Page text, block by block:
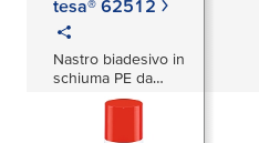
tesa® 62512
Nastro biadesivo in
schiuma PE da
1200 µm